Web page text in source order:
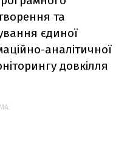
та
єдиної
аналітичної
довкілля